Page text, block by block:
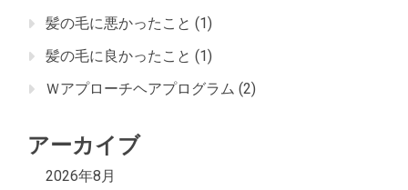
髪の毛に悪かったこと (1)
髪の毛に良かったこと (1)
Ｗアプローチヘアプログラム (2)
アーカイブ
2026年8月